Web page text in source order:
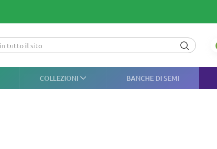
COLLEZIONI BANCHE DI SEMI